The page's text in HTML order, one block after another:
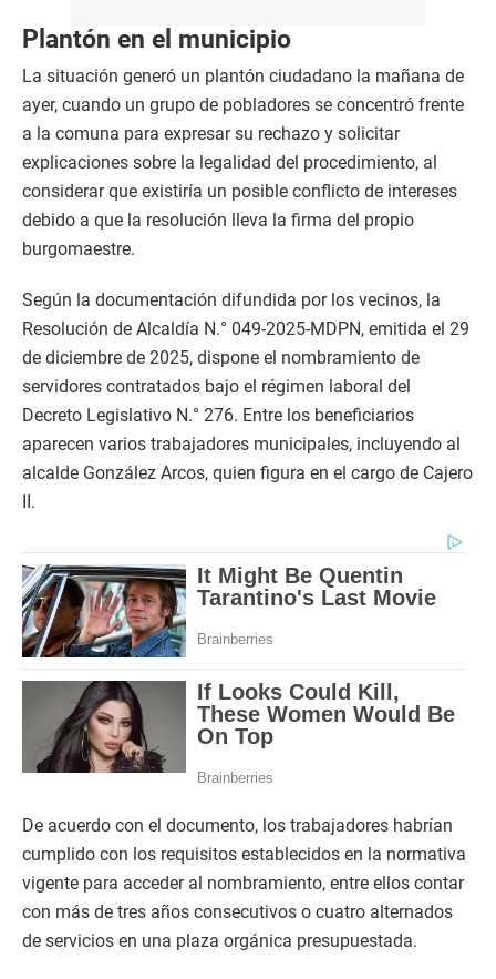
Plantón en el municipio
La situación generó un plantón ciudadano la mañana de
ayer, cuando un grupo de pobladores se concentró frente
a la comuna para expresar su rechazo y solicitar
explicaciones sobre la legalidad del procedimiento, al
considerar que existiría un posible conflicto de intereses
debido a que la resolución lleva la firma del propio
burgomaestre.
Según la documentación difundida por los vecinos, la
Resolución de Alcaldía N.° 049-2025-MDPN, emitida el 29
de diciembre de 2025, dispone el nombramiento de
servidores contratados bajo el régimen laboral del
Decreto Legislativo N.° 276. Entre los beneficiarios
aparecen varios trabajadores municipales, incluyendo al
alcalde González Arcos, quien figura en el cargo de Cajero
II.
De acuerdo con el documento, los trabajadores habrían
cumplido con los requisitos establecidos en la normativa
vigente para acceder al nombramiento, entre ellos contar
con más de tres años consecutivos o cuatro alternados
de servicios en una plaza orgánica presupuestada.